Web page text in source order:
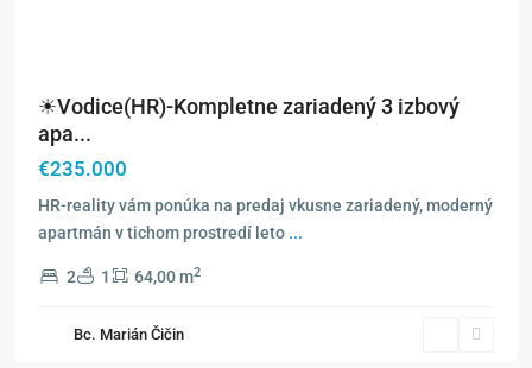
☀Vodice(HR)-Kompletne zariadený 3 izbový
apa...
€235.000
HR-reality vám ponúka na predaj vkusne zariadený, moderný
apartmán v tichom prostredí leto ...
2 1 64,00 m2
Bc. Marián Čičin